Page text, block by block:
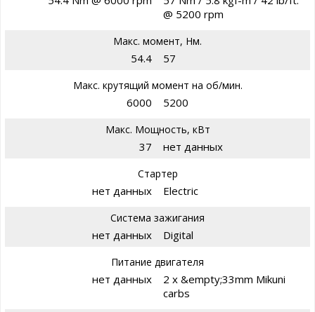
@ 5200 rpm
Макс. момент, Нм.
54.4 57
Макс. крутящий момент на об/мин.
6000 5200
Макс. Мощность, кВт
37 нет данных
Стартер
нет данных Electric
Система зажигания
нет данных Digital
Питание двигателя
нет данных
2 x &empty;33mm Mikuni
carbs